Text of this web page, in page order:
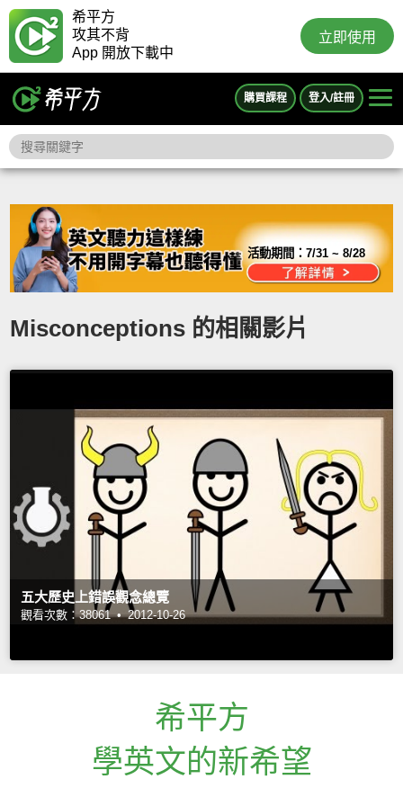
希平方
攻其不背
App 開放下載中
立即使用
購買課程 登入/註冊
活動期間：7/31 ~ 8/28
Misconceptions 的相關影片
五大歷史上錯誤觀念總覽
觀看次數：38061 • 2012-10-26
希平方
學英文的新希望